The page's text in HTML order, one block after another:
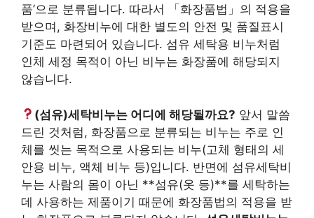
품’으로 분류됩니다. 따라서 「화장품법」의 적용을
받으며, 화장비누에 대한 별도의 안전 및 품질표시
기준도 마련되어 있습니다. 섬유 세탁용 비누처럼
인체 세정 목적이 아닌 비누는 화장품에 해당되지
않습니다.
(섬유)세탁비누는 어디에 해당될까요? 앞서 말씀
드린 것처럼, 화장품으로 분류되는 비누는 주로 인
체를 씻는 목적으로 사용되는 비누(고체 형태의 세
안용 비누, 액체 비누 등)입니다. 반면에 섬유세탁비
누는 사람의 몸이 아닌 **섬유(옷 등)**를 세탁하는
데 사용하는 제품이기 때문에 화장품법의 적용을 받